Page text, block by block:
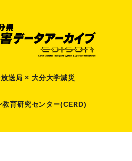
送局 × 大分大学減災
教育研究センター(CERD)